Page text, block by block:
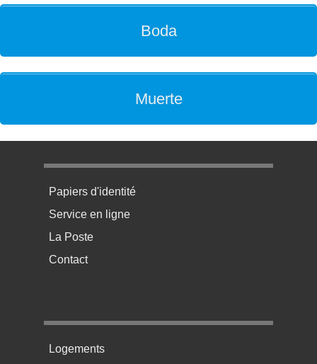
Boda
Muerte
Menu pratique bas de page 1
Papiers d'identité
Service en ligne
La Poste
Contact
Menu pratique bas de page 2
Logements